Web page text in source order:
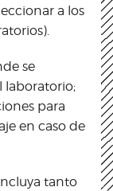
a los
se
laboratorio;
para
en caso de
tanto